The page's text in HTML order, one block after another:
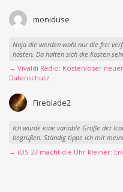
moniduse
Naja die werden wohl nur die frei
hosten. Da halten sich die Kosten
→ Vivaldi Radio: Kostenloser
Datenschutz
Fireblade2
Ich würde eine variable Größe der
begrüßen. Ständig tippe ich mit
→ iOS 27 macht die Uhr kleiner: